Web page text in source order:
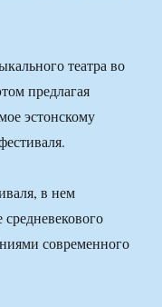
театра во
предлагая
эстонскому
в нем
средневекового
современного